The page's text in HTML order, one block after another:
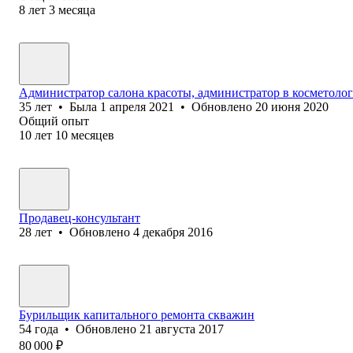
8 лет 3 месяца
Администратор салона красоты, администратор в
35 лет • Была 1 апреля 2021 • Обновлено 20 июня 2020
Общий опыт
10 лет 10 месяцев
Продавец-консультант
28 лет • Обновлено 4 декабря 2016
Бурильщик капитального ремонта скважин
54 года • Обновлено 21 августа 2017
80 000 ₽